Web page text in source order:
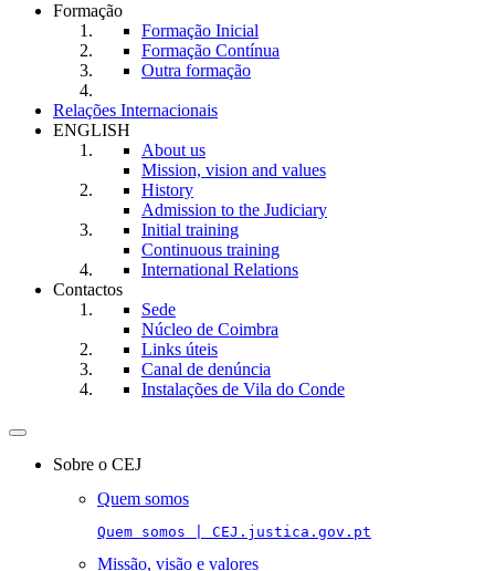
Formação
Formação Inicial
Formação Contínua
Outra formação
Relações Internacionais
ENGLISH
About us
Mission, vision and values
History
Admission to the Judiciary
Initial training
Continuous training
International Relations
Contactos
Sede
Núcleo de Coimbra
Links úteis
Canal de denúncia
Instalações de Vila do Conde
Toggle
navigationSobre o CEJ
Quem somos
Quem somos | CEJ.justica.gov.pt
Missão, visão e valores